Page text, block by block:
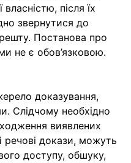
після їх
звернутися до
Постанова про
не є обов’язковою.
доказування,
Слідчому необхідно
виявлених
речові докази, можуть
доступу, обшуку,